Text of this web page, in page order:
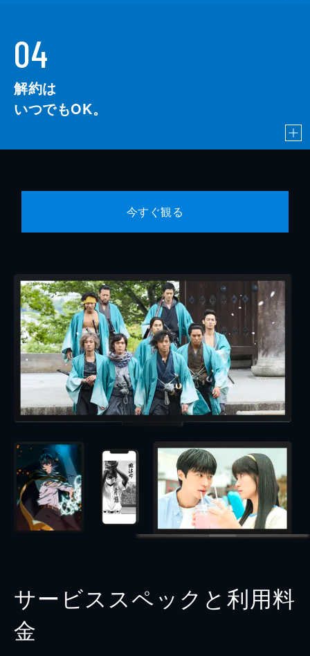
04
解約は
いつでもOK。
今すぐ観る
サービススペックと利用料
金